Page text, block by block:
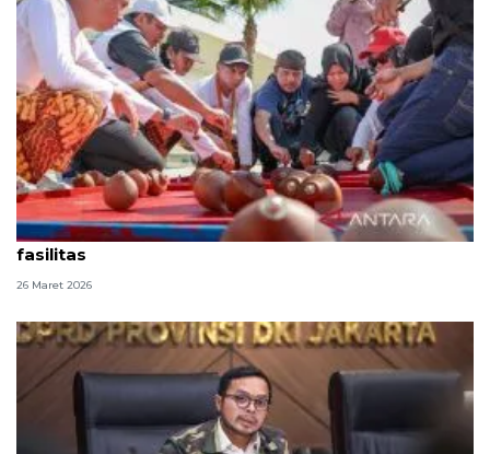
143.126 orang padati IKN seiring lengkapnya
fasilitas
26 Maret 2026